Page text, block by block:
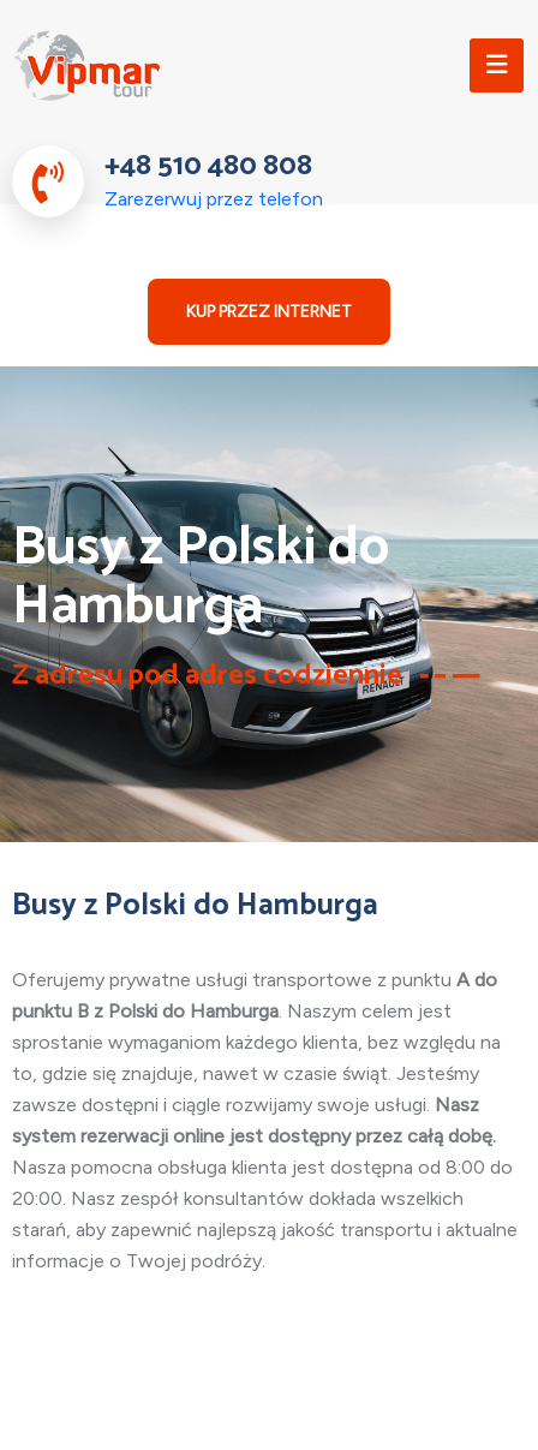
+48 510 480 808
Zarezerwuj przez telefon
KUP PRZEZ INTERNET
Busy z Polski do
Hamburga
Z adresu pod adres codziennie
Busy z Polski do Hamburga
Oferujemy prywatne usługi transportowe z punktu A do
punktu B z Polski do Hamburga. Naszym celem jest
sprostanie wymaganiom każdego klienta, bez względu na
to, gdzie się znajduje, nawet w czasie świąt. Jesteśmy
zawsze dostępni i ciągle rozwijamy swoje usługi. Nasz
system rezerwacji online jest dostępny przez całą dobę.
Nasza pomocna obsługa klienta jest dostępna od 8:00 do
20:00. Nasz zespół konsultantów dokłada wszelkich
starań, aby zapewnić najlepszą jakość transportu i aktualne
informacje o Twojej podróży.